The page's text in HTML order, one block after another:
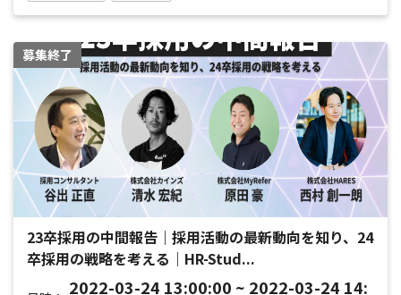
募集終了
23卒採用の中間報告｜採用活動の最新動向を知り、24
卒採用の戦略を考える｜HR-Stud...
2022-03-24 13:00:00 ~ 2022-03-24 14: